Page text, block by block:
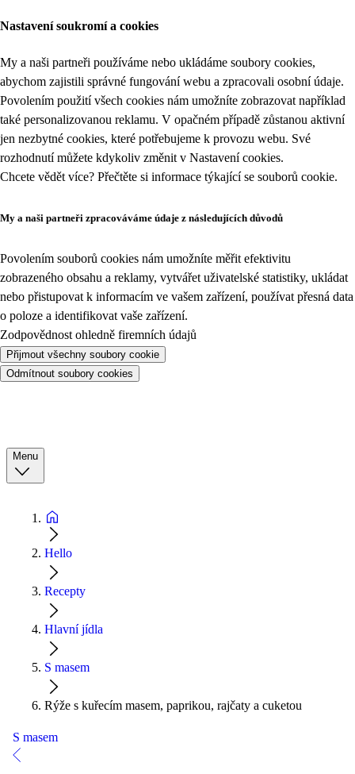
Nastavení soukromí a cookies
My a naši partneři používáme nebo ukládáme soubory cookies,
abychom zajistili správné fungování webu a zpracovali osobní údaje.
Povolením použití všech cookies nám umožníte zobrazovat například
také personalizovanou reklamu. V opačném případě zůstanou aktivní
jen nezbytné cookies, které potřebujeme k provozu webu. Své
rozhodnutí můžete kdykoliv změnit v Nastavení cookies.
Chcete vědět více? Přečtěte si informace týkající se souborů cookie.
My a naši partneři zpracováváme údaje z následujících důvodů
Povolením souborů cookies nám umožníte měřit efektivitu
zobrazeného obsahu a reklamy, vytvářet uživatelské statistiky, ukládat
nebo přistupovat k informacím ve vašem zařízení, používat přesná data
o poloze a identifikovat vaše zařízení.
Zodpovědnost ohledně firemních údajů
Přijmout všechny soubory cookie
Odmítnout soubory cookies
Menu
Hello
Recepty
Hlavní jídla
S masem
Rýže s kuřecím masem, paprikou, rajčaty a cuketou
S masem